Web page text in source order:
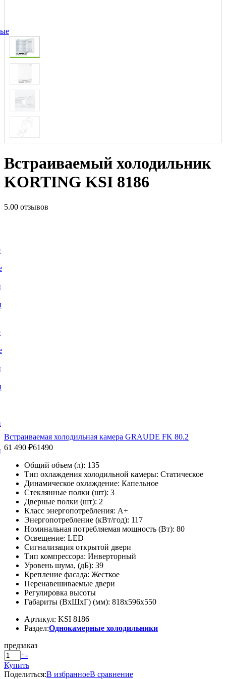
Встраиваемый холодильник
KORTING KSI 8186
5.00 отзывов
Встраиваемая холодильная камера GRAUDE FK 80.2
61 490 ₽61490
Общий объем (л): 135
Тип охлаждения холодильной камеры: Статическое
Динамическое охлаждение: Капельное
Стеклянные полки (шт): 3
Дверные полки (шт): 2
Класс энергопотребления: A+
Энергопотребление (кВт/год): 117
Номинальная потребляемая мощность (Вт): 80
Освещение: LED
Сигнализация открытой двери
Тип компрессора: Инверторный
Уровень шума, (дБ): 39
Крепление фасада: Жесткое
Перенавешиваемые двери
Регулировка высоты
Габариты (ВхШхГ) (мм): 818х596х550
Артикул: KSI 8186
Раздел:Однокамерные холодильники
предзаказ
+-
Купить
Поделиться:В избранноеВ сравнение